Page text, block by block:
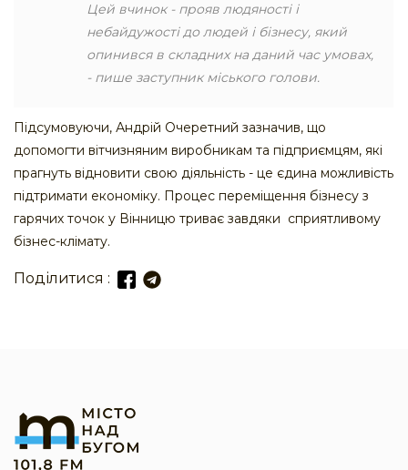
Цей вчинок - прояв людяності і
небайдужості до людей і бізнесу, який
опинився в складних на даний час умовах,
- пише заступник міського голови.
Підсумовуючи, Андрій Очеретний зазначив, що
допомогти вітчизняним виробникам та підприємцям, які
прагнуть відновити свою діяльність - це єдина можливість
підтримати економіку. Процес переміщення бізнесу з
гарячих точок у Вінницю триває завдяки сприятливому
бізнес-клімату.
Поділитися :